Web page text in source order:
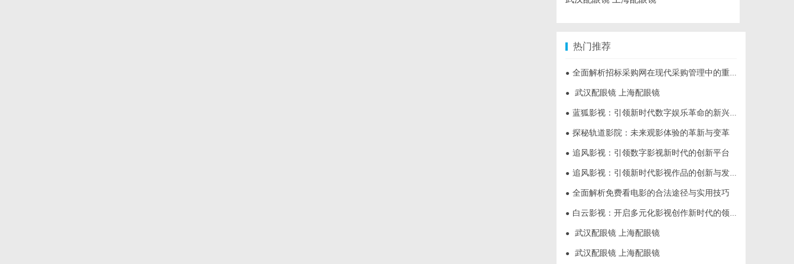
热门推荐
● 全面解析招标采购网在现代采购管理中的重要作用与应用
● 武汉配眼镜 上海配眼镜
● 蓝狐影视：引领新时代数字娱乐革命的新兴力量
● 探秘轨道影院：未来观影体验的革新与变革
● 追风影视：引领数字影视新时代的创新平台
● 追风影视：引领新时代影视作品的创新与发展之路
● 全面解析免费看电影的合法途径与实用技巧
● 白云影视：开启多元化影视创作新时代的领航者
● 武汉配眼镜 上海配眼镜
● 武汉配眼镜 上海配眼镜